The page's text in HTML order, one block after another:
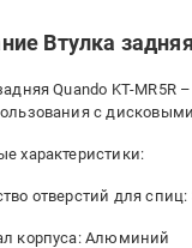
Втулка
Quando KT-
с
характеристики:
отверстий для спиц:
корпуса: Алюминий